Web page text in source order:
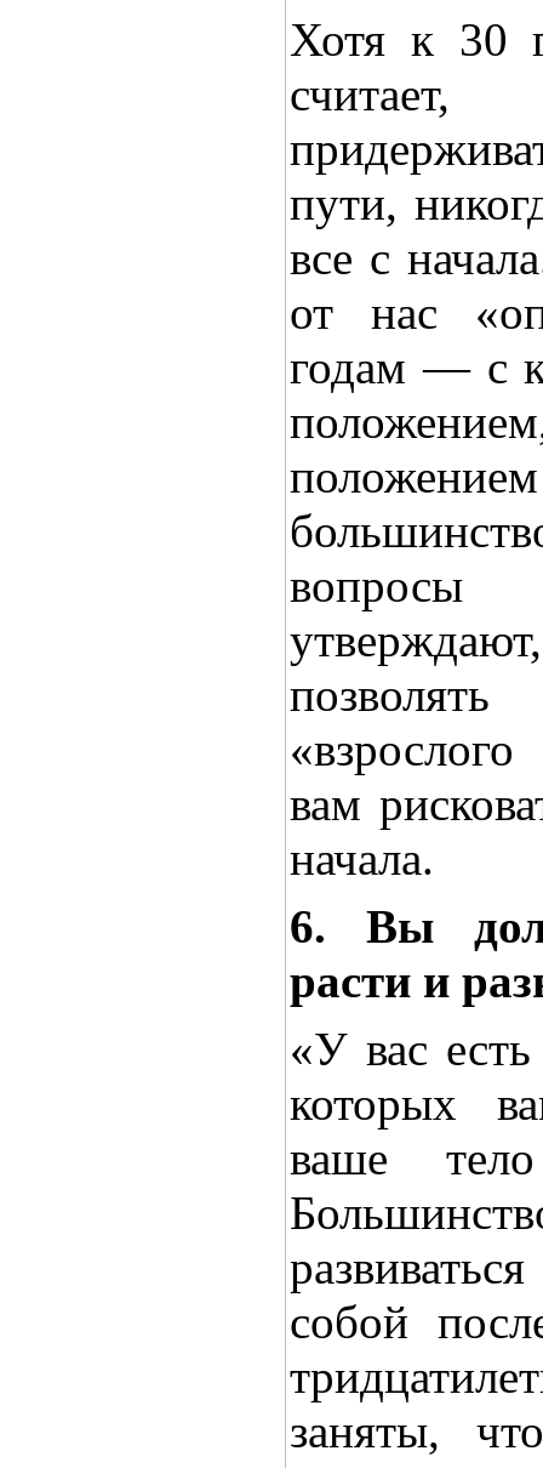
Хотя к 30
пути,
все с
от нас
годам — с
вопросы
вам
начала.
6. Вы
расти и
«У вас
которых
ваше
собой
заняты,